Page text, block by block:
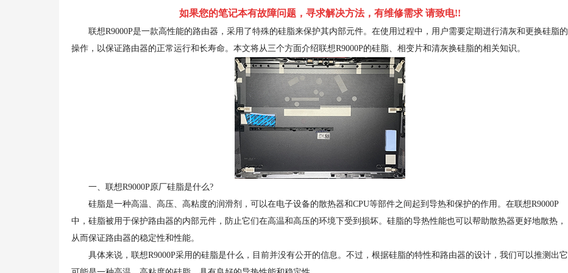
如果您的笔记本有故障问题，寻求解决方法，有维修需求 请致电!!
联想R9000P是一款高性能的路由器，采用了特殊的硅脂来保护其内部元件。在使用过程中，用户需要定期进行清灰和更换硅脂的
操作，以保证路由器的正常运行和长寿命。本文将从三个方面介绍联想R9000P的硅脂、相变片和清灰换硅脂的相关知识。
一、联想R9000P原厂硅脂是什么?
硅脂是一种高温、高压、高粘度的润滑剂，可以在电子设备的散热器和CPU等部件之间起到导热和保护的作用。在联想R9000P
中，硅脂被用于保护路由器的内部元件，防止它们在高温和高压的环境下受到损坏。硅脂的导热性能也可以帮助散热器更好地散热，
从而保证路由器的稳定性和性能。
具体来说，联想R9000P采用的硅脂是什么，目前并没有公开的信息。不过，根据硅脂的特性和路由器的设计，我们可以推测出它